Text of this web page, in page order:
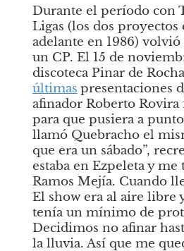
Durante el período con
Ligas (los dos proyectos
adelante en 1986)
un CP. El 15 de
discoteca Pinar de
últimas presentaciones
afinador Roberto Rovira
para que pusiera a
llamó Quebracho el
que era un sábado”,
estaba en Ezpeleta y me
Ramos Mejía. Cuando
El show era al aire libre
tenía un mínimo de
Decidimos no afinar
la lluvia. Así que me